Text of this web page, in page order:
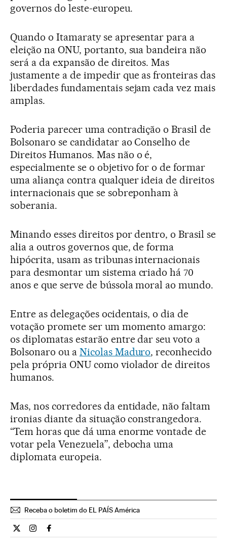
governos do leste-europeu.
Quando o Itamaraty se apresentar para a
eleição na ONU, portanto, sua bandeira não
será a da expansão de direitos. Mas
justamente a de impedir que as fronteiras das
liberdades fundamentais sejam cada vez mais
amplas.
Poderia parecer uma contradição o Brasil de
Bolsonaro se candidatar ao Conselho de
Direitos Humanos. Mas não o é,
especialmente se o objetivo for o de formar
uma aliança contra qualquer ideia de direitos
internacionais que se sobreponham à
soberania.
Minando esses direitos por dentro, o Brasil se
alia a outros governos que, de forma
hipócrita, usam as tribunas internacionais
para desmontar um sistema criado há 70
anos e que serve de bússola moral ao mundo.
Entre as delegações ocidentais, o dia de
votação promete ser um momento amargo:
os diplomatas estarão entre dar seu voto a
Bolsonaro ou a Nicolas Maduro, reconhecido
pela própria ONU como violador de direitos
humanos.
Mas, nos corredores da entidade, não faltam
ironias diante da situação constrangedora.
“Tem horas que dá uma enorme vontade de
votar pela Venezuela”, debocha uma
diplomata europeia.
Receba o boletim do EL PAÍS América
Opiniao El País Brasil en Twitter
Opiniao El País Brasil en Instagram
Opiniao El País Brasil en Facebook